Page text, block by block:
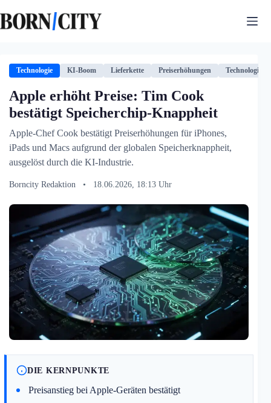
Inhalt
springen
Technologie KI-Boom Lieferkette Preiserhöhungen Technologie
Apple erhöht Preise: Tim Cook
bestätigt Speicherchip-Knappheit
Apple-Chef Cook bestätigt Preiserhöhungen für iPhones,
iPads und Macs aufgrund der globalen Speicherknappheit,
ausgelöst durch die KI-Industrie.
Borncity Redaktion • 18.06.2026, 18:13 Uhr
DIE KERNPUNKTE
Preisanstieg bei Apple-Geräten bestätigt